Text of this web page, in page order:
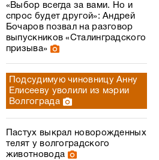
«Выбор всегда за вами. Но и
спрос будет другой»: Андрей
Бочаров позвал на разговор
выпускников «Сталинградского
призыва»
Подсудимую чиновницу Анну
Елисееву уволили из мэрии
Волгограда
Пастух выкрал новорожденных
телят у волгоградского
животновода